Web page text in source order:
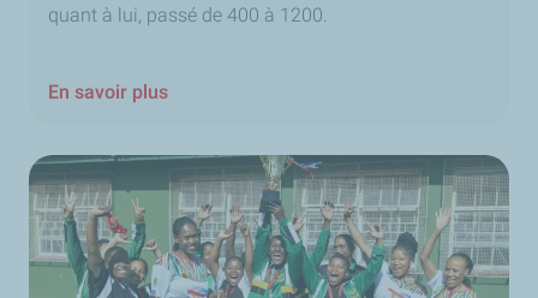
quant à lui, passé de 400 à 1200.
En savoir plus